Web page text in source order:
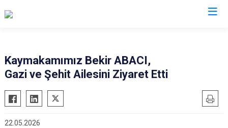
Atabey
Eğirdir
Senirkent
Kaymakamımız Bekir ABACI,
Gazi ve Şehit Ailesini Ziyaret Etti
22.05.2026